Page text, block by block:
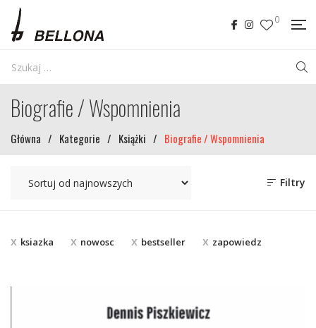
0
Biografie / Wspomnienia
Główna / Kategorie / Książki / Biografie / Wspomnienia
Filtry
ksiazka nowosc bestseller zapowiedz